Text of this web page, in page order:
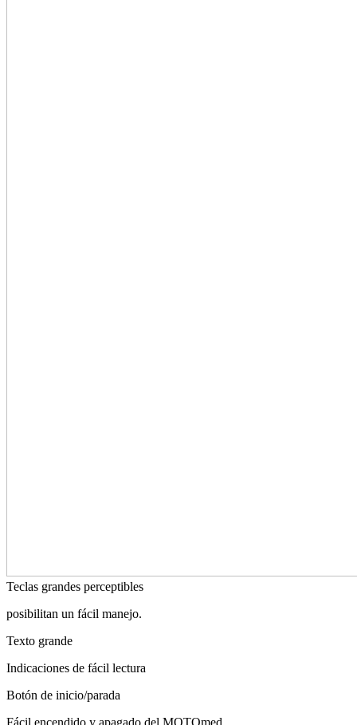
Teclas grandes perceptibles
posibilitan un fácil manejo.
Texto grande
Indicaciones de fácil lectura
Botón de inicio/parada
Fácil encendido y apagado del MOTOmed.